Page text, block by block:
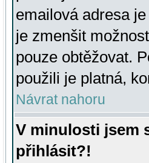
emailová adresa
je zmenšit
pouze obtěžovat.
použili je platná,
Návrat nahoru
V minulosti jsem
přihlásit?!